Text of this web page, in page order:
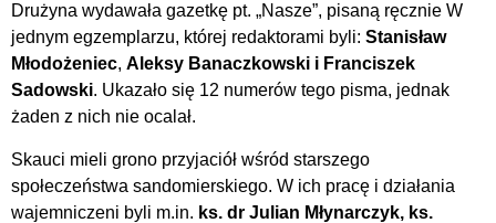
Drużyna wydawała gazetkę pt. „Nasze”, pisaną ręcznie W
jednym egzemplarzu, której redaktorami byli: Stanisław
Młodożeniec, Aleksy Banaczkowski i Franciszek
Sadowski. Ukazało się 12 numerów tego pisma, jednak
żaden z nich nie ocalał.
Skauci mieli grono przyjaciół wśród starszego
społeczeństwa sandomierskiego. W ich pracę i działania
wajemniczeni byli m.in. ks. dr Julian Młynarczyk, ks.